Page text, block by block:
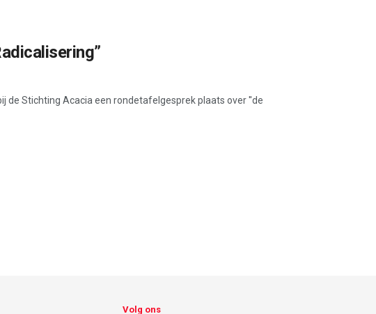
de Stichting Acacia een rondetafelgesprek plaats over ''de
Volg ons